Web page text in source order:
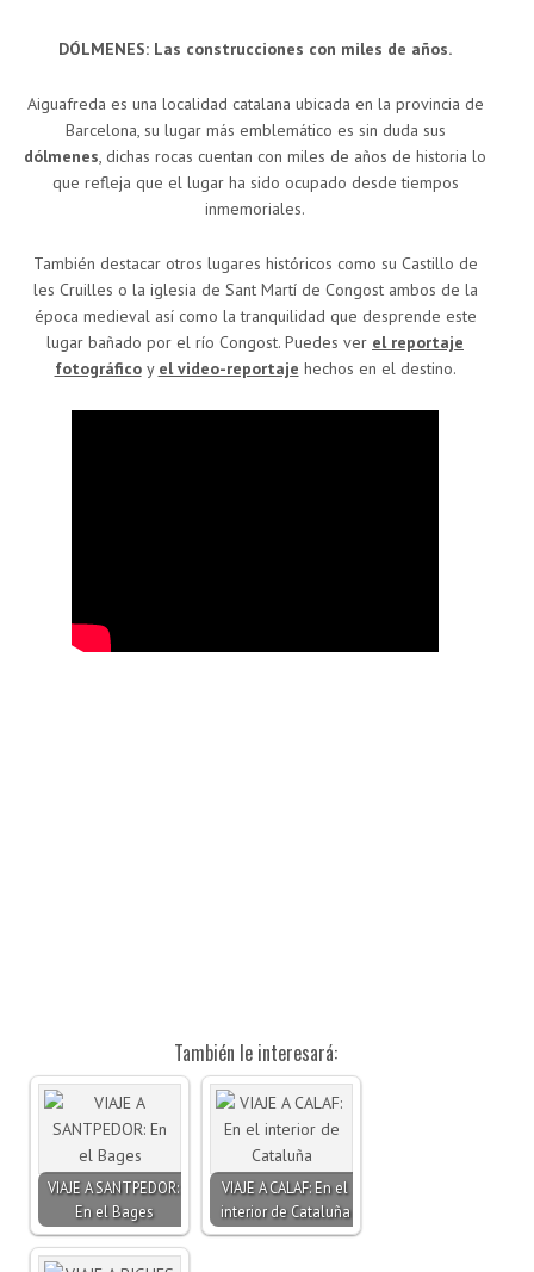
DÓLMENES: Las construcciones con miles de años.
Aiguafreda es una localidad catalana ubicada en la provincia de
Barcelona, su lugar más emblemático es sin duda sus
dólmenes, dichas rocas cuentan con miles de años de historia lo
que refleja que el lugar ha sido ocupado desde tiempos
inmemoriales.
También destacar otros lugares históricos como su Castillo de
les Cruilles o la iglesia de Sant Martí de Congost ambos de la
época medieval así como la tranquilidad que desprende este
lugar bañado por el río Congost. Puedes ver el reportaje
fotográficoy el video-reportaje hechos en el destino.
También le interesará:
VIAJE A SANTPEDOR:
En el Bages
VIAJE A CALAF: En el
interior de Cataluña